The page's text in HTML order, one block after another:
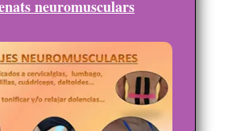
neuromusculars